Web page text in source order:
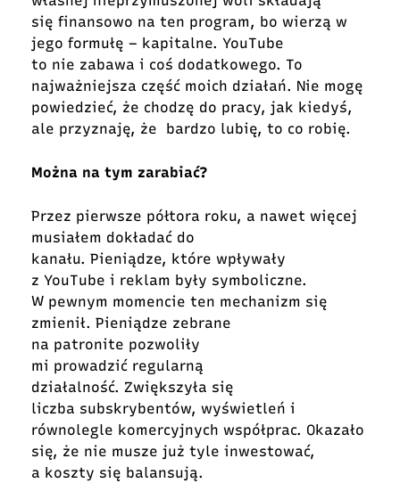
się finansowo na ten program, bo wierzą w
jego formułę – kapitalne. YouTube
to nie zabawa i coś dodatkowego. To
najważniejsza część moich działań. Nie mogę
powiedzieć, że chodzę do pracy, jak kiedyś,
ale przyznaję, że bardzo lubię, to co robię.
Można na tym zarabiać?
Przez pierwsze półtora roku, a nawet więcej
musiałem dokładać do
kanału. Pieniądze, które wpływały
z YouTube i reklam były symboliczne.
W pewnym momencie ten mechanizm się
zmienił. Pieniądze zebrane
na patronite pozwoliły
mi prowadzić regularną
działalność. Zwiększyła się
liczba subskrybentów, wyświetleń i
równolegle komercyjnych współprac. Okazało
się, że nie musze już tyle inwestować,
a koszty się balansują.